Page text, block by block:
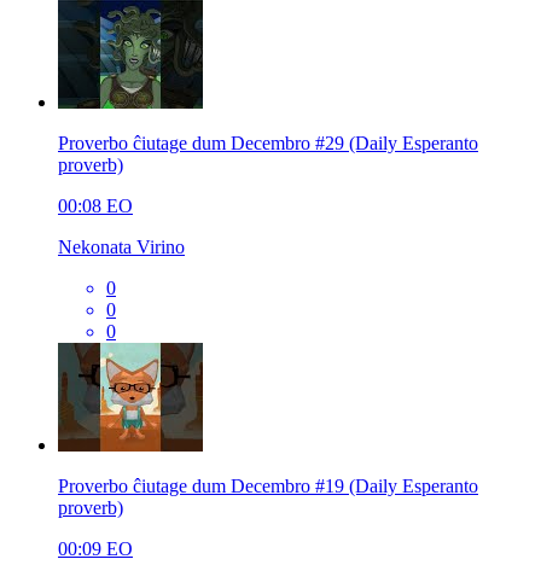
Proverbo ĉiutage dum Decembro #29 (Daily Esperanto
proverb)
00:08 EO
Nekonata Virino
0
0
0
Proverbo ĉiutage dum Decembro #19 (Daily Esperanto
proverb)
00:09 EO